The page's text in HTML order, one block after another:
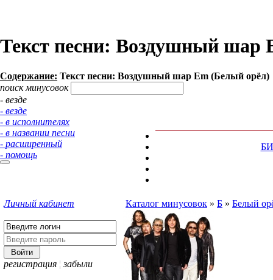
Текст песни: Воздушный шар
Содержание: Текст песни: Воздушный шар Em (Белый орёл)
поиск минусовок
- везде
- везде
- в исполнителях
- в названии песни
- расширенный
- помощь
Личный кабинет
регистрация ¦ забыли
Каталог минусовок » Б » Белый